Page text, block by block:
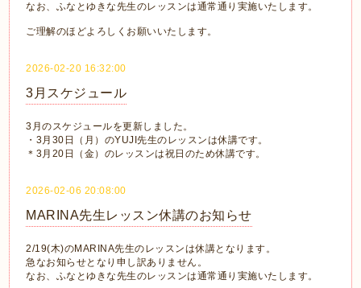
なお、ふなとゆきな先生のレッスンは通常通り実施いたします。
ご理解のほどよろしくお願いいたします。
2026-02-20 16:32:00
3月スケジュール
3月のスケジュールを更新しました。
・3月30日（月）のYUJI先生のレッスンは休講です。
＊3月20日（金）のレッスンは祝日のため休講です。
2026-02-06 20:08:00
MARINA先生レッスン休講のお知らせ
2/19(木)のMARINA先生のレッスンは休講となります。
急なお知らせとなり申し訳ありません。
なお、ふなとゆきな先生のレッスンは通常通り実施いたします。